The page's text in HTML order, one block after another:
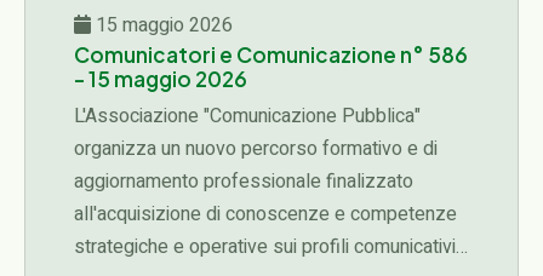
15 maggio 2026
Comunicatori e Comunicazione n° 586
- 15 maggio 2026
L'Associazione "Comunicazione Pubblica"
organizza un nuovo percorso formativo e di
aggiornamento professionale finalizzato
all'acquisizione di conoscenze e competenze
strategiche e operative sui profili comunicativi,